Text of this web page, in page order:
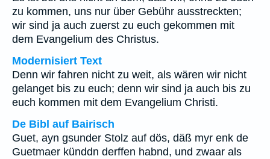
zu kommen, uns nur über Gebühr ausstreckten;
wir sind ja auch zuerst zu euch gekommen mit
dem Evangelium des Christus.
Modernisiert Text
Denn wir fahren nicht zu weit, als wären wir nicht
gelanget bis zu euch; denn wir sind ja auch bis zu
euch kommen mit dem Evangelium Christi.
De Bibl auf Bairisch
Guet, ayn gsunder Stolz auf dös, däß myr enk de
Guetmaer künddn derffen habnd, und zwaar als